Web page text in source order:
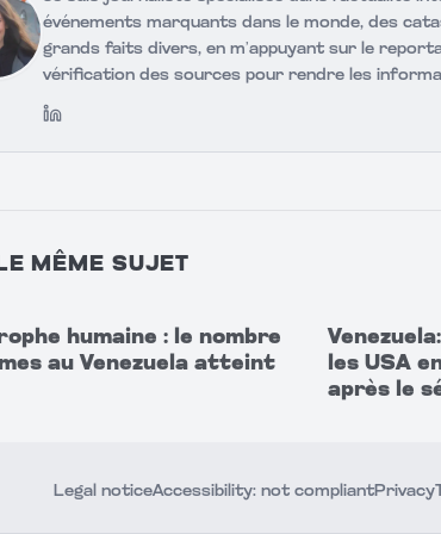
événements marquants dans le monde, des
grands faits divers, en m’appuyant sur le
vérification des sources pour rendre les
MÊME SUJET
humaine : le nombre
au Venezuela atteint
les USA
après le
Legal noticeAccessibility: not compliantPrivacy